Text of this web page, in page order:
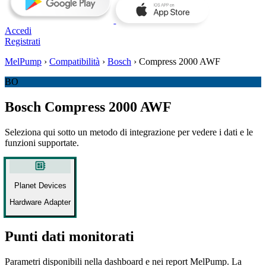
Accedi
Registrati
MelPump › Compatibilità › Bosch › Compress 2000 AWF
BO
Bosch Compress 2000 AWF
Seleziona qui sotto un metodo di integrazione per vedere i dati e le
funzioni supportate.
developer_board
Planet Devices
Hardware Adapter
Punti dati monitorati
Parametri disponibili nella dashboard e nei report MelPump. La